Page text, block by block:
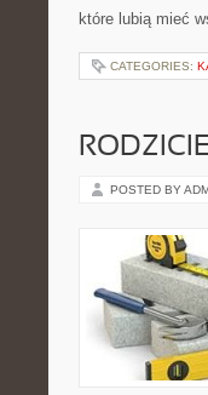
które lubią mieć
CATEGORIES:
POSTED BY